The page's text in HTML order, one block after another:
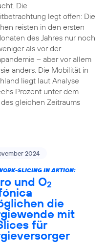
Die
legt offen: Die
reisten in den ersten
des Jahres nur noch
als vor der
– aber vor allem
anders. Die Mobilität in
liegt laut Analyse
Prozent unter dem
gleichen Zeitraums
2024
SLICING IN AKTION:
und O2
die
mit
für